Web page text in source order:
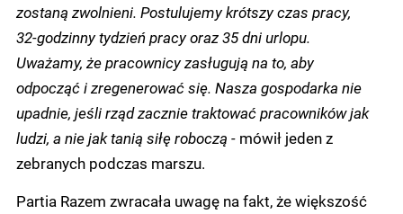
zostaną zwolnieni. Postulujemy krótszy czas pracy,
32-godzinny tydzień pracy oraz 35 dni urlopu.
Uważamy, że pracownicy zasługują na to, aby
odpocząć i zregenerować się. Nasza gospodarka nie
upadnie, jeśli rząd zacznie traktować pracowników jak
ludzi, a nie jak tanią siłę roboczą - mówił jeden z
zebranych podczas marszu.
Partia Razem zwracała uwagę na fakt, że większość